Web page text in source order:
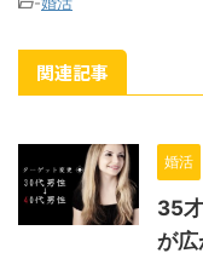
関連記事
婚活
35
が